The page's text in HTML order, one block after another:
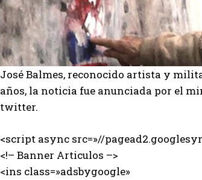
José Balmes, reconocido artista y
años, la noticia fue anunciada por el
twitter.
<script async src=»//
<!– Banner Articulos –>
<ins class=»adsbygoogle»